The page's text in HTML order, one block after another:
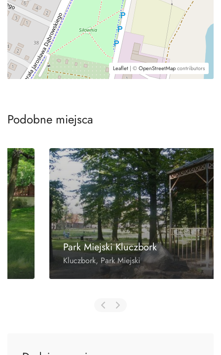
Leaflet | ©OpenStreetMapcontributors
Podobne miejsca
Park Miejski Kluczbork
Kluczbork, Park Miejski